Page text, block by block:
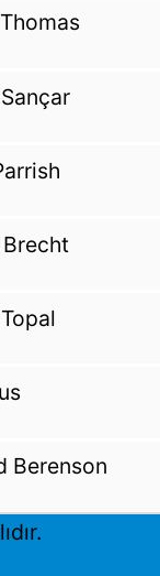
Berenson